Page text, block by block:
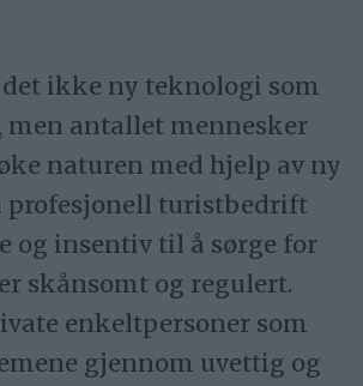
ikke ny teknologi som
men antallet mennesker
naturen med hjelp av ny
profesjonell turistbedrift
og insentiv til å sørge for
skånsomt og regulert.
enkeltpersoner som
gjennom uvettig og